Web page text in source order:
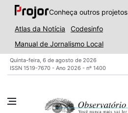
Conheça outros projetos
Atlas da Notícia
Codesinfo
Manual de Jornalismo Local
Quinta-feira, 6 de agosto de 2026
ISSN 1519-7670 - Ano 2026 - nº 1400